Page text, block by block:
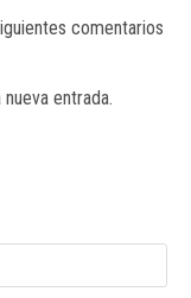
comentarios
entrada.